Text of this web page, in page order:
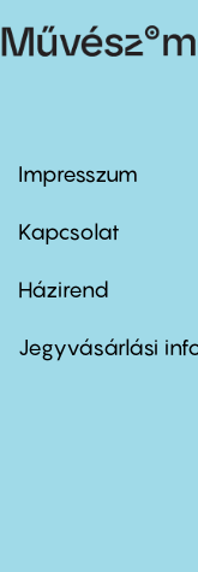
Footer
first
Impresszum
Kapcsolat
Footer
second
Házirend
Jegyvásárlási